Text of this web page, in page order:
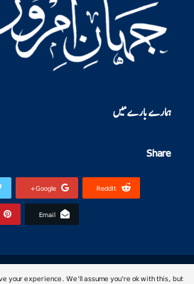
ہمارے بارے میں
Share
Google+ ReddIt
Email
© 2026 - jahan-e-imroz. All Rights Reserved.
your experience. We'll assume you're ok with this, but